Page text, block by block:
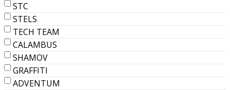
STC
STELS
TECH TEAM
CALAMBUS
SHAMOV
GRAFFITI
ADVENTUM